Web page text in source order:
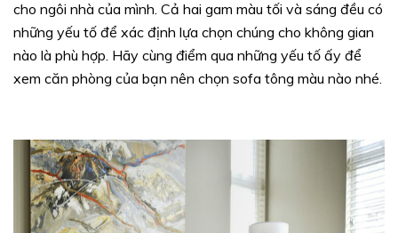
cho ngôi nhà của mình. Cả hai gam màu tối và sáng đều có
những yếu tố để xác định lựa chọn chúng cho không gian
nào là phù hợp. Hãy cùng điểm qua những yếu tố ấy để
xem căn phòng của bạn nên chọn sofa tông màu nào nhé.